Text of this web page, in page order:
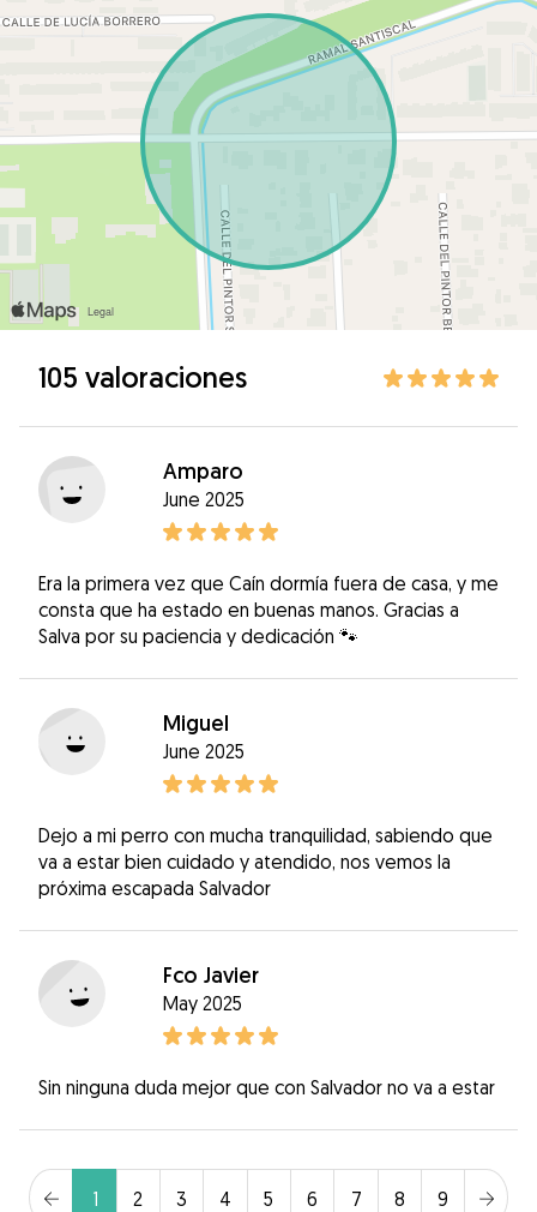
105 valoraciones
Amparo
June 2025
Era la primera vez que Caín dormía fuera de casa, y me
consta que ha estado en buenas manos. Gracias a
Salva por su paciencia y dedicación 🐾
Miguel
June 2025
Dejo a mi perro con mucha tranquilidad, sabiendo que
va a estar bien cuidado y atendido, nos vemos la
próxima escapada Salvador
Fco Javier
May 2025
Sin ninguna duda mejor que con Salvador no va a estar
1 2 3 4 5 6 7 8 9